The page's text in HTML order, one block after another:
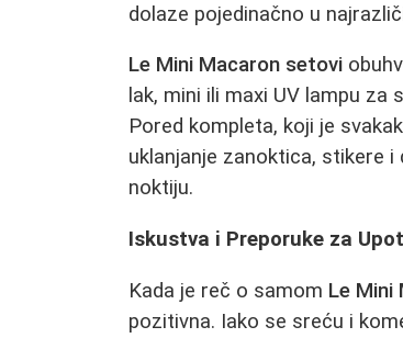
dolaze pojedinačno u
Le Mini Macaron setovi
lak, mini ili maxi UV lampu
Pored kompleta, koji je
uklanjanje zanoktica, stikere
noktiju.
Iskustva i Preporuke za
Kada je reč o samom Le Mini
pozitivna. Iako se sreću i